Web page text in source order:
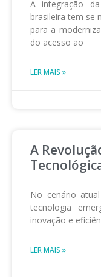
A integração
brasileira tem se
para a
do acesso ao
LER MAIS »
A
No cenário
tecnologia
inovação e
LER MAIS »